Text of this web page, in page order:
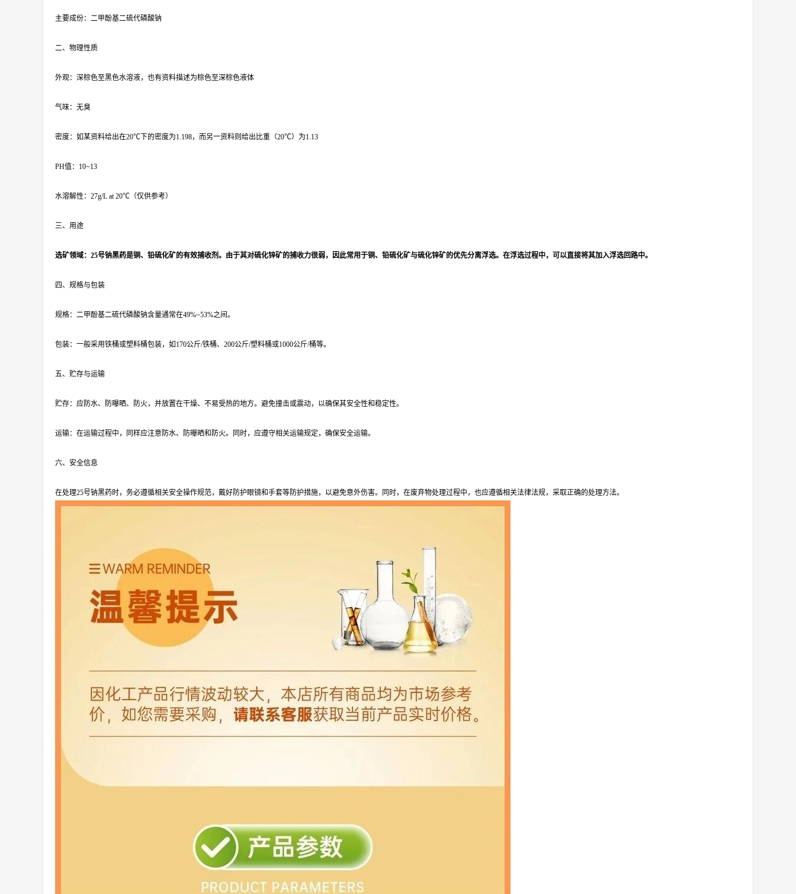
主要成份：二甲酚基二硫代磷酸钠
二、物理性质
外观：深棕色至黑色水溶液，也有资料描述为棕色至深棕色液体
气味：无臭
密度：如某资料给出在20℃下的密度为1.198，而另一资料则给出比重（20℃）为1.13
PH值：10~13
水溶解性：27g/L at 20℃（仅供参考）
三、用途
选矿领域：25号钠黑药是铜、铅硫化矿的有效捕收剂。由于其对硫化锌矿的捕收力很弱，因此常用于铜、铅硫化矿与硫化锌矿的优先分离浮选。在浮选过程中，可以直接将其加入浮选回路中。
四、规格与包装
规格：二甲酚基二硫代磷酸钠含量通常在49%~53%之间。
包装：一般采用铁桶或塑料桶包装，如170公斤/铁桶、200公斤/塑料桶或1000公斤/桶等。
五、贮存与运输
贮存：应防水、防曝晒、防火，并放置在干燥、不易受热的地方。避免撞击或震动，以确保其安全性和稳定性。
运输：在运输过程中，同样应注意防水、防曝晒和防火。同时，应遵守相关运输规定，确保安全运输。
六、安全信息
在处理25号钠黑药时，务必遵循相关安全操作规范，戴好防护眼镜和手套等防护措施，以避免意外伤害。同时，在废弃物处理过程中，也应遵循相关法律法规，采取正确的处理方法。